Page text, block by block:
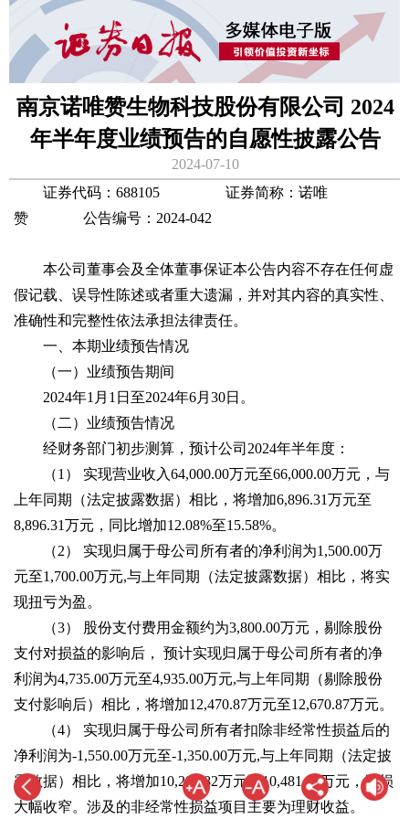
南京诺唯赞生物科技股份有限公司 2024
年半年度业绩预告的自愿性披露公告
2024-07-10
证券代码：688105 证券简称：诺唯
赞 公告编号：2024-042
本公司董事会及全体董事保证本公告内容不存在任何虚
假记载、误导性陈述或者重大遗漏，并对其内容的真实性、
准确性和完整性依法承担法律责任。
一、本期业绩预告情况
（一）业绩预告期间
2024年1月1日至2024年6月30日。
（二）业绩预告情况
经财务部门初步测算，预计公司2024年半年度：
（1） 实现营业收入64,000.00万元至66,000.00万元，与
上年同期（法定披露数据）相比，将增加6,896.31万元至
8,896.31万元，同比增加12.08%至15.58%。
（2） 实现归属于母公司所有者的净利润为1,500.00万
元至1,700.00万元,与上年同期（法定披露数据）相比，将实
现扭亏为盈。
（3） 股份支付费用金额约为3,800.00万元，剔除股份
支付对损益的影响后， 预计实现归属于母公司所有者的净
利润为4,735.00万元至4,935.00万元,与上年同期（剔除股份
支付影响后）相比，将增加12,470.87万元至12,670.87万元。
（4） 实现归属于母公司所有者扣除非经常性损益后的
净利润为-1,550.00万元至-1,350.00万元,与上年同期（法定披
露数据）相比，将增加10,281.82万元至10,481.82万元，亏损
大幅收窄。涉及的非经常性损益项目主要为理财收益。